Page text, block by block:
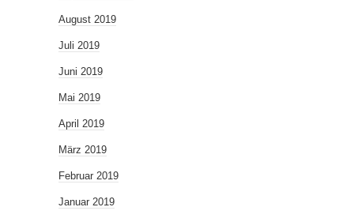
August 2019
Juli 2019
Juni 2019
Mai 2019
April 2019
März 2019
Februar 2019
Januar 2019